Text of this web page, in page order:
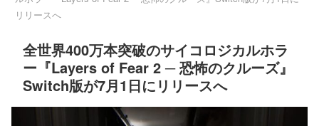
リリースへ
全世界400万本突破のサイコロジカルホラ
ー『Layers of Fear 2 ─ 恐怖のクルーズ』
Switch版が7月1日にリリースへ